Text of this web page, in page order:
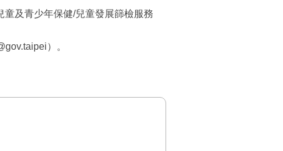
及青少年保健/兒童發展篩檢服務
）。